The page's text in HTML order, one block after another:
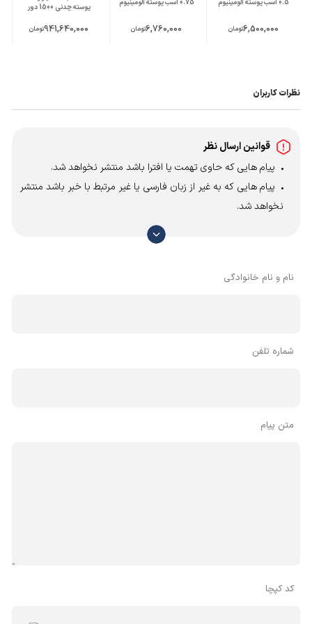
0.5 اسب پوسته آلومینیوم
6,500,000تومان
0.75 اسب پوسته آلومینیوم
6,760,000تومان
پوسته چدنی 1500 دور
941,640,000تومان
نظرات کاربران
قوانین ارسال نظر
پیام هایی که حاوی تهمت یا افترا باشد منتشر نخواهد شد.
پیام هایی که به غیر از زبان فارسی یا غیر مرتبط با خبر باشد منتشر
نخواهد شد.
با توجه به آن که امکان موافقت یا مخالفت با محتوای نظرات
وجود دارد، معمولا نظراتی که محتوای مشابه دارند، انتشار نمی‌یابند
نام و نام خانوادگی
شماره تلفن
متن پیام
کد کپچا